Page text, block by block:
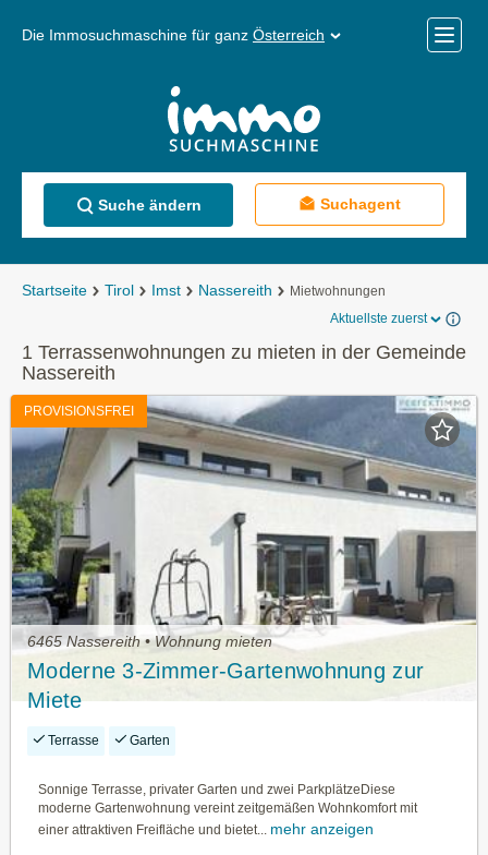
Die Immosuchmaschine für ganz Österreich
Menü
Suche ändern Suchagent
Startseite Tirol Imst Nassereith
Mietwohnungen
Aktuellste zuerst
1 Terrassenwohnungen zu mieten in der Gemeinde
Nassereith
PROVISIONSFREI
6465 Nassereith • Wohnung mieten
Moderne 3-Zimmer-Gartenwohnung zur
Miete
Terrasse Garten
Sonnige Terrasse, privater Garten und zwei ParkplätzeDiese
moderne Gartenwohnung vereint zeitgemäßen Wohnkomfort mit
einer attraktiven Freifläche und bietet...
mehr anzeigen